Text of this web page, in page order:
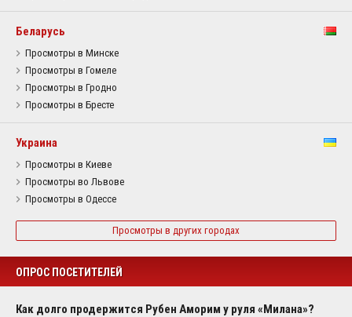
Беларусь
Просмотры в Минске
Просмотры в Гомеле
Просмотры в Гродно
Просмотры в Бресте
Украина
Просмотры в Киеве
Просмотры во Львове
Просмотры в Одессе
Просмотры в других городах
ОПРОС ПОСЕТИТЕЛЕЙ
Как долго продержится Рубен Аморим у руля «Милана»?